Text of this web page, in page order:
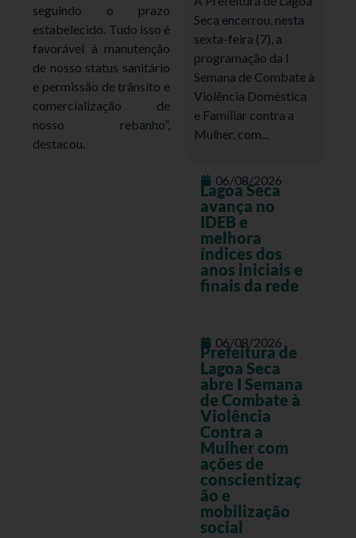
seguindo o prazo
estabelecido. Tudo isso é
favorável à manutenção
de nosso status sanitário
e permissão de trânsito e
comercialização de
nosso rebanho”,
destacou.
Seca encerrou, nesta
sexta-feira (7), a
programação da I
Semana de Combate à
Violência Doméstica
e Familiar contra a
Mulher, com...
06/08/2026
Lagoa Seca
avança no
IDEB e
melhora
índices dos
anos iniciais e
finais da rede
06/08/2026
Prefeitura de
Lagoa Seca
abre I Semana
de Combate à
Violência
Contra a
Mulher com
ações de
conscientizaç
ão e
mobilização
social